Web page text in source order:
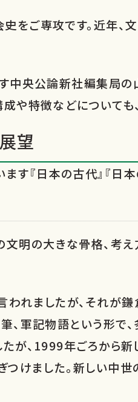
をご専攻です。近年
中央公論新社編集局
や特徴などについても
望
す『日本の古代』『日
文明の大きな骨格、考
れましたが、それが
、軍記物語という形で
が、1999年ごろから
つけました。新しい中